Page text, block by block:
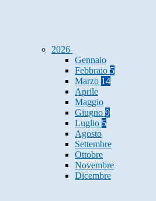
2026
Gennaio
Febbraio 5
Marzo 14
Aprile
Maggio
Giugno 9
Luglio 5
Agosto
Settembre
Ottobre
Novembre
Dicembre